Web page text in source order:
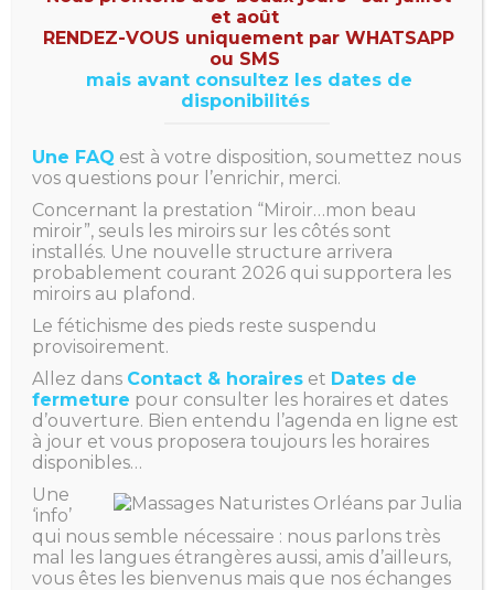
Masseuse en lingerie
sexy sur futon
30mn à 90€
Masseuse nue sur futon
SERA PROPOSÉ TRÈS
BIENTÔT…PATIENCE !
Le Touch’Sensas
sur futon
30mn à 100€ | 45mn à
150€
Calinothérapie naturiste
Testez la calinothérapie ! A
la fois tactile et sensorielle
et août
RENDEZ-VOUS uniquement par WHATSAPP
ou SMS
mais avant consultez les dates de
disponibilités
Une FAQ est à votre disposition, soumettez nous
vos questions pour l’enrichir, merci.
Concernant la prestation “Miroir…mon beau
miroir”, seuls les miroirs sur les côtés sont
installés. Une nouvelle structure arrivera
probablement courant 2026 qui supportera les
miroirs au plafond.
Le fétichisme des pieds reste suspendu
provisoirement.
Allez dans Contact & horaires et Dates de
fermeture pour consulter les horaires et dates
d’ouverture. Bien entendu l’agenda en ligne est
à jour et vous proposera toujours les horaires
disponibles…
Une
‘info’
qui nous semble nécessaire : nous parlons très
mal les langues étrangères aussi, amis d’ailleurs,
vous êtes les bienvenus mais que nos échanges